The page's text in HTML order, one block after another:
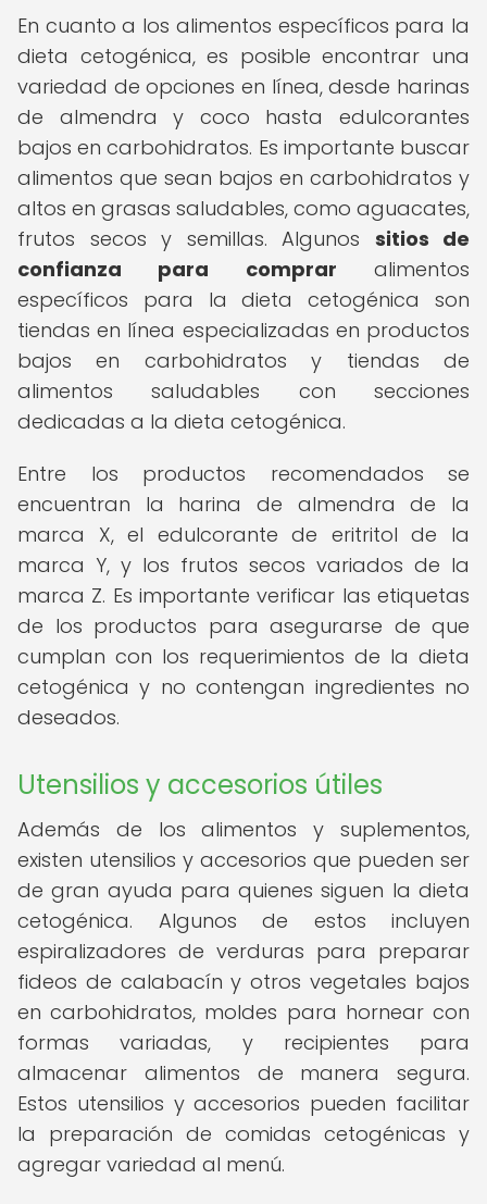
En cuanto a los alimentos específicos para la
dieta cetogénica, es posible encontrar una
variedad de opciones en línea, desde harinas
de almendra y coco hasta edulcorantes
bajos en carbohidratos. Es importante buscar
alimentos que sean bajos en carbohidratos y
altos en grasas saludables, como aguacates,
frutos secos y semillas. Algunos sitios de
confianza para comprar alimentos
específicos para la dieta cetogénica son
tiendas en línea especializadas en productos
bajos en carbohidratos y tiendas de
alimentos saludables con secciones
dedicadas a la dieta cetogénica.
Entre los productos recomendados se
encuentran la harina de almendra de la
marca X, el edulcorante de eritritol de la
marca Y, y los frutos secos variados de la
marca Z. Es importante verificar las etiquetas
de los productos para asegurarse de que
cumplan con los requerimientos de la dieta
cetogénica y no contengan ingredientes no
deseados.
Utensilios y accesorios útiles
Además de los alimentos y suplementos,
existen utensilios y accesorios que pueden ser
de gran ayuda para quienes siguen la dieta
cetogénica. Algunos de estos incluyen
espiralizadores de verduras para preparar
fideos de calabacín y otros vegetales bajos
en carbohidratos, moldes para hornear con
formas variadas, y recipientes para
almacenar alimentos de manera segura.
Estos utensilios y accesorios pueden facilitar
la preparación de comidas cetogénicas y
agregar variedad al menú.